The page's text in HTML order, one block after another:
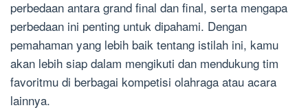
perbedaan antara grand final dan final, serta mengapa
perbedaan ini penting untuk dipahami. Dengan
pemahaman yang lebih baik tentang istilah ini, kamu
akan lebih siap dalam mengikuti dan mendukung tim
favoritmu di berbagai kompetisi olahraga atau acara
lainnya.